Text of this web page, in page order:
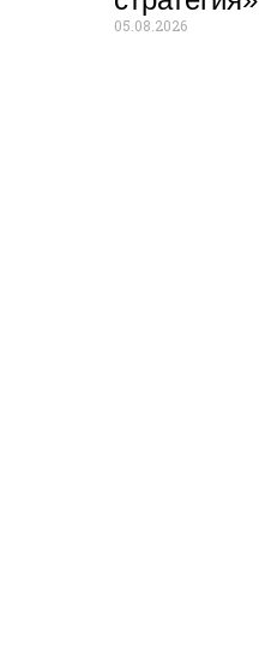
05.08.2026